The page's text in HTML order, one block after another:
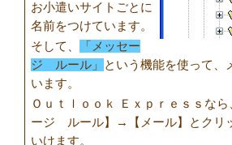
お小遣いサイトごとに
名前をつけています。
そして、
「メッセー
ジ ルール」 という機能を使って、
います。
Ｏｕｔｌｏｏｋ Ｅｘｐｒｅｓｓな
ージ ルール】→【メール】とクリ
いけます。